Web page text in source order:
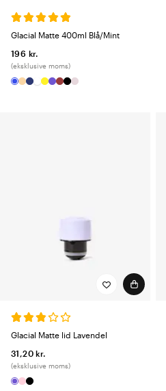
Glacial Matte 400ml Blå/Mint
196 kr.
(eksklusive moms)
Glacial Matte lid Lavendel
31,20 kr.
(eksklusive moms)